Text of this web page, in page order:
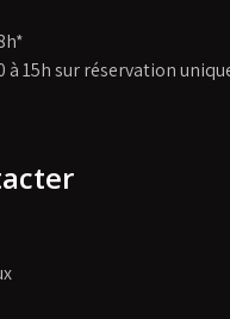
à 15h sur réservation